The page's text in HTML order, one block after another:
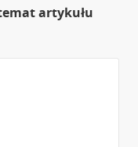
artykułu